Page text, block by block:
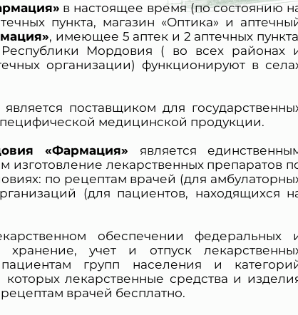
в настоящее время (по состоянию
пункта, магазин «Оптика» и
, имеющее 5 аптек и 2 аптечных
Мордовия ( во всех районах
организации) функционируют в
является поставщиком для
медицинской продукции.
«Фармация» является
лекарственных препаратов
по рецептам врачей (для
(для пациентов, находящихся
обеспечении федеральных
хранение, учет и отпуск
групп населения и
лекарственные средства и
врачей бесплатно.
Введите слово на картинке*
«Отправить отзыв», я даю свое согласие на
данных, в соответствии с Федеральным законом от
данных», на условиях и для целей,
Согласии на обработку персональных данных *